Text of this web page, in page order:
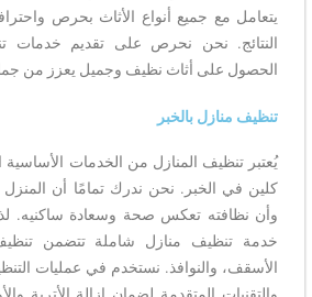
يتعامل مع جميع أنواع الأثاث بحرص
النتائج. نحن نحرص على تقديم خدمات
الحصول على أثاث نظيف وجميل يعزز من
تنظيف منازل بالخبر
يُعتبر تنظيف المنازل من الخدمات
كلين في الخبر. نحن ندرك تمامًا أن المنزل
وأن نظافته تعكس صحة وسعادة ساكنيه.
خدمة تنظيف منازل شاملة تتضمن تنظيف
الأسقف، والنوافذ. نستخدم في عمليات
والتقنيات المتقدمة لضمان إزالة الأتربة